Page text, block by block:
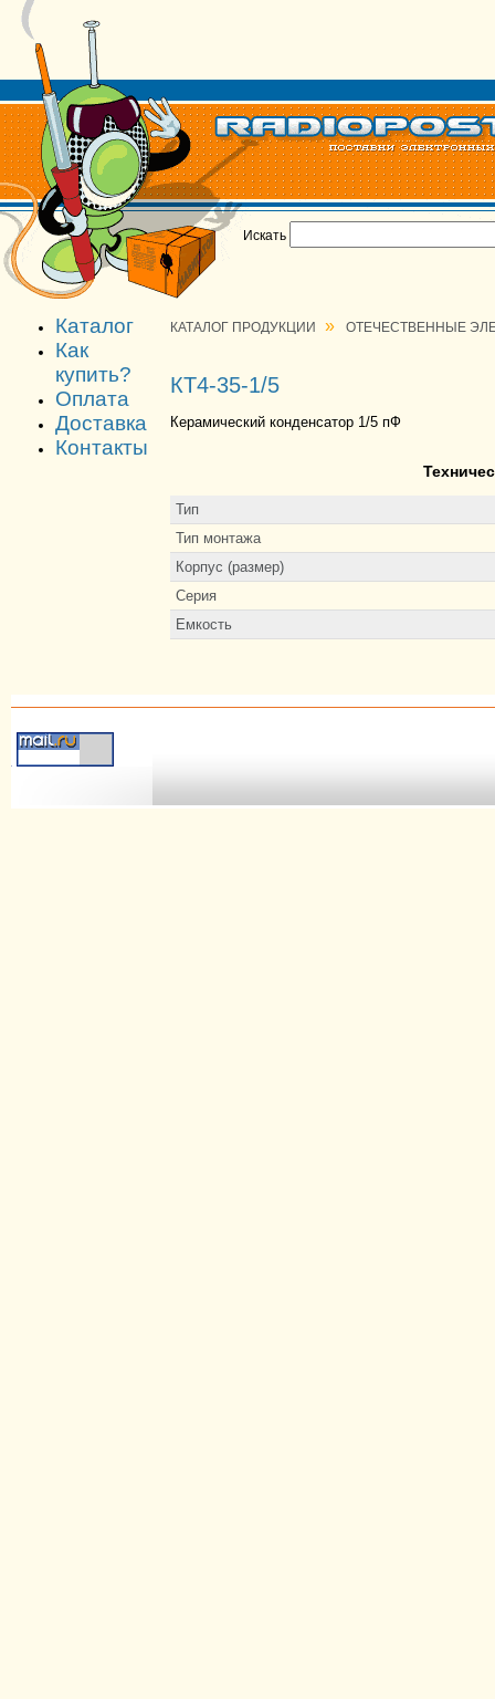
Искать
Каталог
Как
купить?
Оплата
Доставка
Контакты
КАТАЛОГ ПРОДУКЦИИ » ОТЕЧЕСТВЕННЫЕ
КТ4-35-1/5
Керамический конденсатор 1/5 пФ
Тип
Тип монтажа
Корпус (размер)
Серия
Емкость